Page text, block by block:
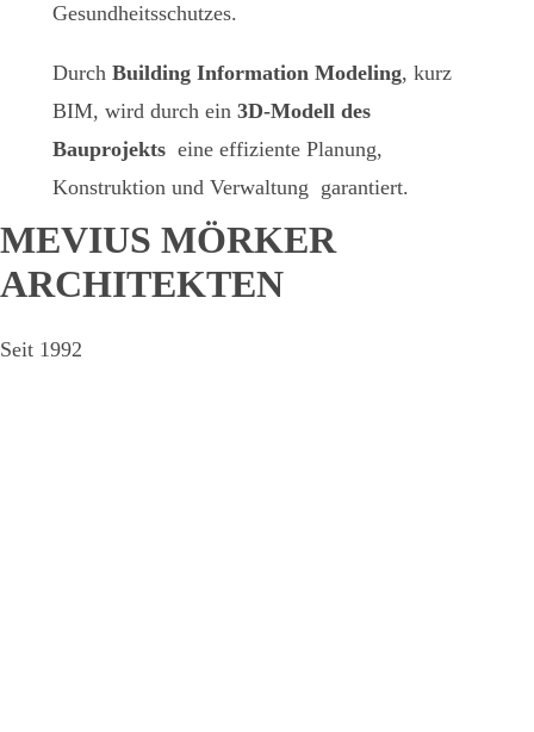
MEVIUS MÖRKER
ARCHITEKTEN
Seit 1992
Gesundheitsschutzes.
Durch Building Information Modeling, kurz
BIM, wird durch ein3D-Modell des
Bauprojekts eine effiziente Planung,
Konstruktion und Verwaltung garantiert.